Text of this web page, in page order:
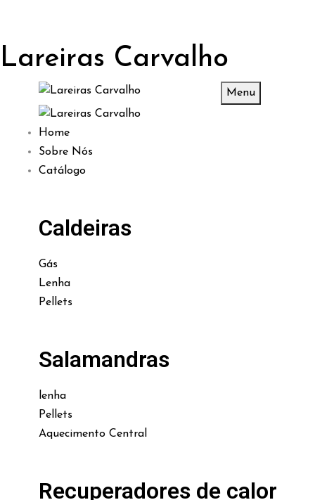
Lareiras Carvalho
Menu
Home
Sobre Nós
Catálogo
Caldeiras
Gás
Lenha
Pellets
Salamandras
lenha
Pellets
Aquecimento Central
Recuperadores de calor